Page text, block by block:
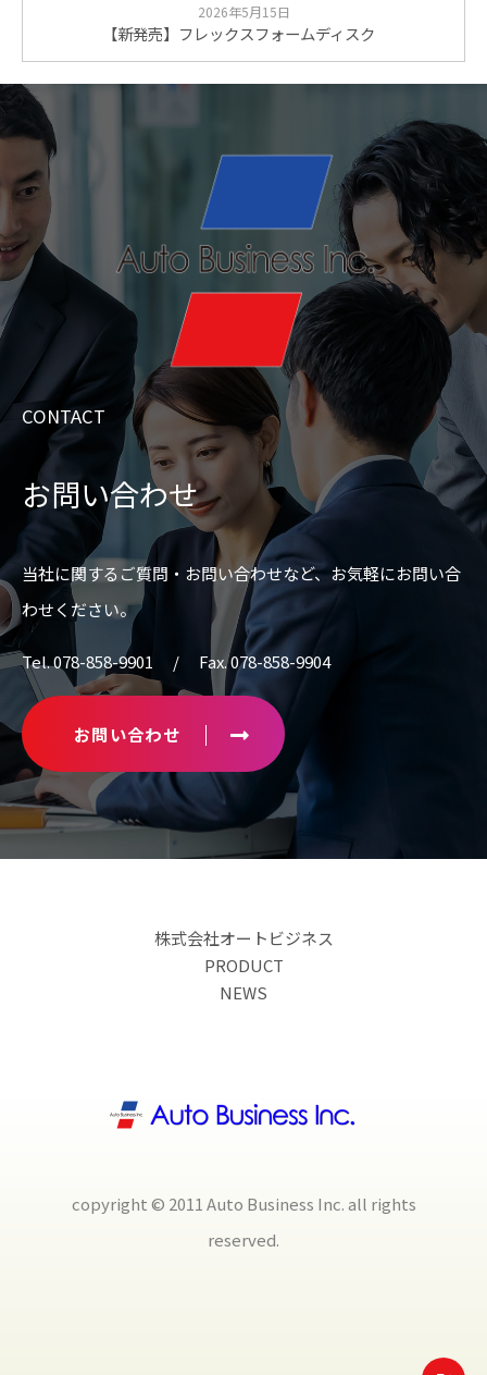
【新発売】フレックスフォームディスク
2026年5月15日
CONTACT
お問い合わせ
当社に関するご質問・お問い合わせなど、お気軽にお問い合
わせください。
Tel. 078-858-9901 / Fax. 078-858-9904
お問い合わせ
株式会社オートビジネス
PRODUCT
NEWS
copyright © 2011 Auto Business Inc. all rights
reserved.